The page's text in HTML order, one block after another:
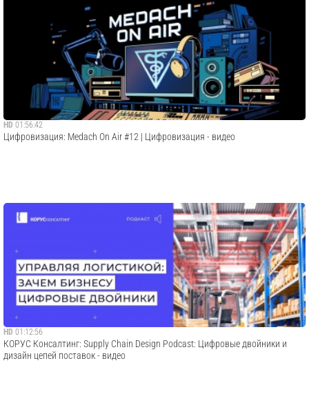
HD 01:56:42
Цифровизация: Medach On Air #12 | Цифровизация - видео
HD 01:12:56
КОРУС Консалтинг: Supply Chain Design Podcast: Цифровые двойники и
дизайн цепей поставок - видео